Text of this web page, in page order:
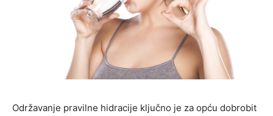
Održavanje pravilne hidracije ključno je za opću dobrobit